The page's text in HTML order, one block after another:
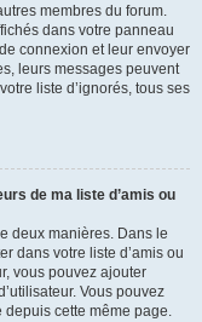
membres du forum.
dans votre panneau
connexion et leur envoyer
leurs messages peuvent
liste d’ignorés, tous ses
de ma liste d’amis ou
deux manières. Dans le
dans votre liste d’amis ou
vous pouvez ajouter
Vous pouvez
cette même page.